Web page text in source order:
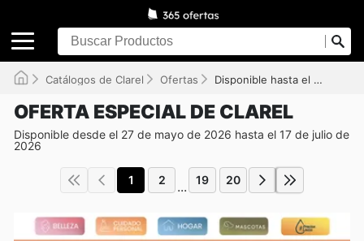
Catálogos de Clarel Ofertas Disponible hasta el 17/07/2026
OFERTA ESPECIAL DE CLAREL
Disponible desde el 27 de mayo de 2026 hasta el 17 de julio de
2026
1 2 ... 19 20